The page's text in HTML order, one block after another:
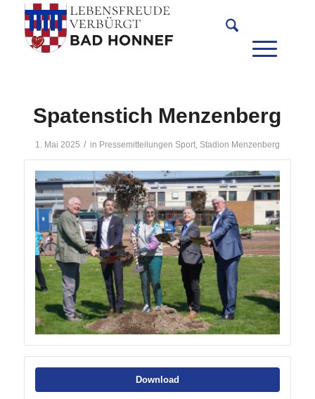
Spatenstich Menzenberg
1. Mai 2025 / in Pressemitteilungen Sport, Stadion Menzenberg
Download